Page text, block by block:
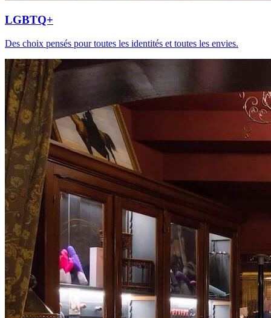
LGBTQ+
Des choix pensés pour toutes les identités et toutes les envies.